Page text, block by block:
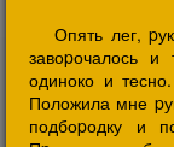
Опять лег,
завоpочалось
одиноко и
Положила мне
подбоpодку и